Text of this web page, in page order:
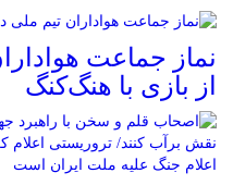
نماز جماعت
از بازی با هنگ‌کنگ